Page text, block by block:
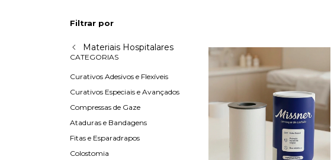
Filtrar por
Materiais Hospitalares
CATEGORIAS
Curativos Adesivos e Flexíveis
Curativos Especiais e Avançados
Compressas de Gaze
Ataduras e Bandagens
Fitas e Esparadrapos
Colostomia